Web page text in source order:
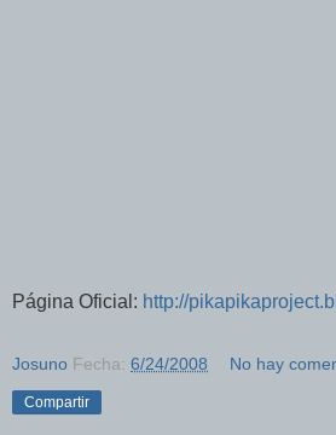
Página Oficial: http://
Josuno Fecha: 6/24/2008 No hay
Compartir